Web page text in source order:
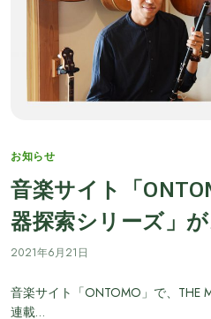
Categories
お知らせ
音楽サイト「
器探索シリーズ」
2021年6月21日
音楽サイト「ONTOMO」で、THE
連載…